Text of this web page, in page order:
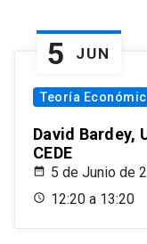
5 JUN
Teoría
David Bardey,
CEDE
5 de Junio de
12:20 a 13:20